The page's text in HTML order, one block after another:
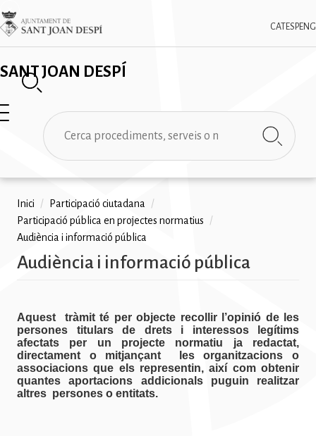
Vés
al
contingut
SANT JOAN DESPÍ
CAT ESPENG
Imatge
✕
Cerca
Fil
d'ariadna
Inici / Participació ciutadana
/
Participació pública en projectes normatius
/
Audiència i informació pública
Audiència i informació pública
Aquest tràmit té per objecte recollir l’opinió de les
persones titulars de drets i interessos legítims
afectats per un projecte normatiu ja redactat,
directament o mitjançant les organitzacions o
associacions que els representin, així com obtenir
quantes aportacions addicionals puguin realitzar
altres persones o entitats.